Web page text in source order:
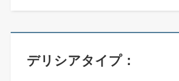
デリシアタイプ：